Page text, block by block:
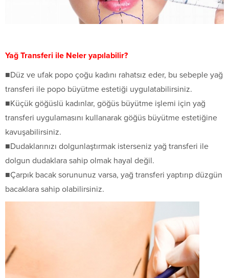
Yağ Transferi ile Neler yapılabilir?
■Düz ve ufak popo çoğu kadını rahatsız eder, bu sebeple yağ
transferi ile popo büyütme estetiği uygulatabilirsiniz.
■Küçük göğüslü kadınlar, göğüs büyütme işlemi için yağ
transferi uygulamasını kullanarak göğüs büyütme estetiğine
kavuşabilirsiniz.
■Dudaklarınızı dolgunlaştırmak isterseniz yağ transferi ile
dolgun dudaklara sahip olmak hayal değil.
■Çarpık bacak sorununuz varsa, yağ transferi yaptırıp düzgün
bacaklara sahip olabilirsiniz.